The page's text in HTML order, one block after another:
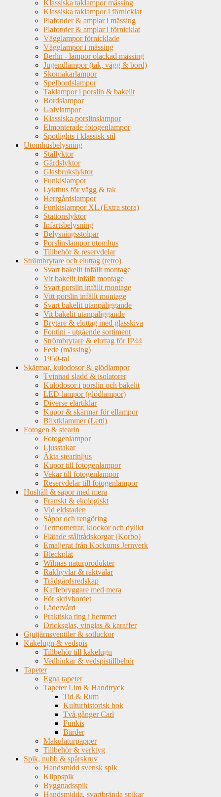
Klassiska taklampor mässing
Klassiska taklampor i förnicklat
Plafonder & amplar i mässing
Plafonder & amplar i förnicklat
Vägglampor förnicklade
Vägglampor i mässing
Berlin - lampor olackad mässing
Jugendlampor (tak, vägg & bord)
Skomakarlampor
Spelbordslampor
Taklampor i porslin & bakelit
Bordslampor
Golvlampor
Klassiska porslinslampor
Elmonterade fotogenlampor
Spotlights i klassisk stil
Utomhusbelysning
Stallyktor
Gårdslyktor
Glasbrukslyktor
Funkislampor
Lykthus för vägg & tak
Herrgårdslampor
Funkislampor XL (Extra stora)
Stationslyktor
Infartsbelysning
Belysningsstolpar
Porslinslampor utomhus
Tillbehör & reservdelar
Strömbrytare och eluttag (retro)
Svart bakelit infällt montage
Vit bakelit infällt montage
Svart porslin infällt montage
Vitt porslin infällt montage
Svart bakelit utanpåliggande
Vit bakelit utanpåliggande
Brytare & eluttag med glasskiva
Fontini - utgående sortiment
Strömbrytare & eluttag för IP44
Fede (mässing)
1950-tal
Skärmar, kulodosor & glödlampor
Tvinnad sladd & isolatorer
Kulodosor i porslin och bakelit
LED-lampor (glödlampor)
Diverse elartiklar
Kupor & skärmar för ellampor
Blixtklammer (Letti)
Fotogen & stearin
Fotogenlampor
Ljusstakar
Äkta stearinljus
Kupor till fotogenlampor
Vekar till fotogenlampor
Reservdelar till fotogenlampor
Hushåll & såpor med mera
Franskt & ekologiskt
Vid eldstaden
Såpor och rengöring
Termometrar, klockor och dylikt
Flätade ståltrådskorgar (Korbo)
Emaljerat från Kockums Jernverk
Bleckplåt
Wilmas naturprodukter
Rakhyvlar & raktvålar
Trädgårdsredskap
Kaffebryggare med mera
För skrivbordet
Lädervård
Praktiska ting i hemmet
Dricksglas, vinglas & karaffer
Gjutjärnsventiler & sotluckor
Kakelugn & vedspis
Tillbehör till kakelugn
Vedhinkar & vedspistillbehör
Tapeter
Egna tapeter
Tapeter Lim & Handtryck
Tid & Rum
Kulturhistorisk bok
Två gånger Carl
Funkis
Bårder
Makulaturpapper
Tillbehör & verktyg
Spik, nubb & spårskruv
Handsmidd svensk spik
Klippspik
Byggnadsspik
Handsmidda, svartbrända spikar